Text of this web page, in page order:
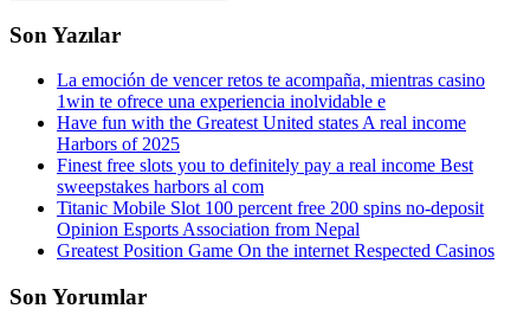
Son Yazılar
La emoción de vencer retos te acompaña, mientras casino
1win te ofrece una experiencia inolvidable e
Have fun with the Greatest United states A real income
Harbors of 2025
Finest free slots you to definitely pay a real income Best
sweepstakes harbors al com
Titanic Mobile Slot 100 percent free 200 spins no-deposit
Opinion Esports Association from Nepal
Greatest Position Game On the internet Respected Casinos
Son Yorumlar